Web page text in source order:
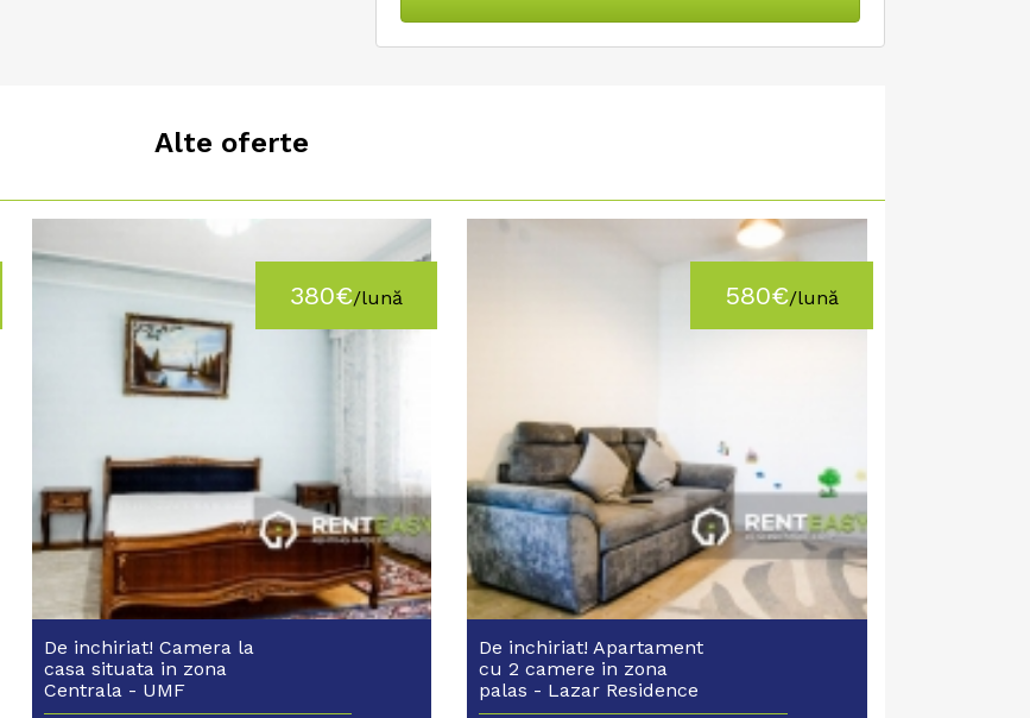
Alte oferte
De inchiriat! Camera la
casa situata in zona
Centrala - UMF
380€/lună
De inchiriat! Apartament
cu 2 camere in zona
palas - Lazar Residence
580€/lună